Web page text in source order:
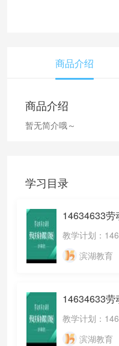
商品介绍
商品介绍
暂无简介哦～
学习目录
滨湖教育
滨湖教育